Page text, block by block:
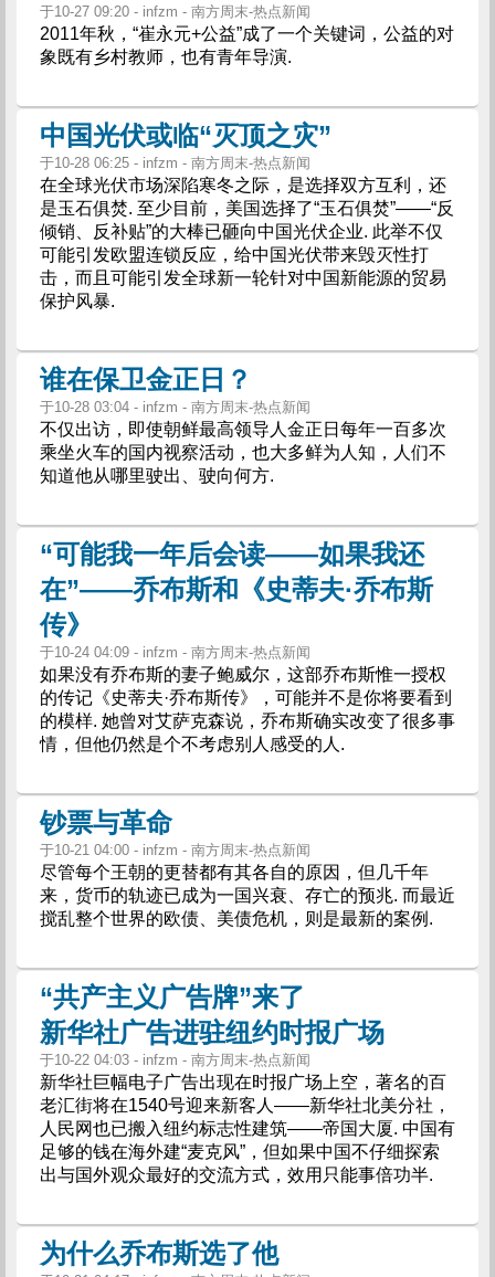
于10-27 09:20 - infzm - 南方周末-热点新闻
2011年秋，“崔永元+公益”成了一个关键词，公益的对
象既有乡村教师，也有青年导演.
中国光伏或临“灭顶之灾”
于10-28 06:25 - infzm - 南方周末-热点新闻
在全球光伏市场深陷寒冬之际，是选择双方互利，还
是玉石俱焚. 至少目前，美国选择了“玉石俱焚”——“反
倾销、反补贴”的大棒已砸向中国光伏企业. 此举不仅
可能引发欧盟连锁反应，给中国光伏带来毁灭性打
击，而且可能引发全球新一轮针对中国新能源的贸易
保护风暴.
谁在保卫金正日？
于10-28 03:04 - infzm - 南方周末-热点新闻
不仅出访，即使朝鲜最高领导人金正日每年一百多次
乘坐火车的国内视察活动，也大多鲜为人知，人们不
知道他从哪里驶出、驶向何方.
“可能我一年后会读——如果我还
在”——乔布斯和《史蒂夫·乔布斯
传》
于10-24 04:09 - infzm - 南方周末-热点新闻
如果没有乔布斯的妻子鲍威尔，这部乔布斯惟一授权
的传记《史蒂夫·乔布斯传》，可能并不是你将要看到
的模样. 她曾对艾萨克森说，乔布斯确实改变了很多事
情，但他仍然是个不考虑别人感受的人.
钞票与革命
于10-21 04:00 - infzm - 南方周末-热点新闻
尽管每个王朝的更替都有其各自的原因，但几千年
来，货币的轨迹已成为一国兴衰、存亡的预兆. 而最近
搅乱整个世界的欧债、美债危机，则是最新的案例.
“共产主义广告牌”来了
新华社广告进驻纽约时报广场
于10-22 04:03 - infzm - 南方周末-热点新闻
新华社巨幅电子广告出现在时报广场上空，著名的百
老汇街将在1540号迎来新客人——新华社北美分社，
人民网也已搬入纽约标志性建筑——帝国大厦. 中国有
足够的钱在海外建“麦克风”，但如果中国不仔细探索
出与国外观众最好的交流方式，效用只能事倍功半.
为什么乔布斯选了他